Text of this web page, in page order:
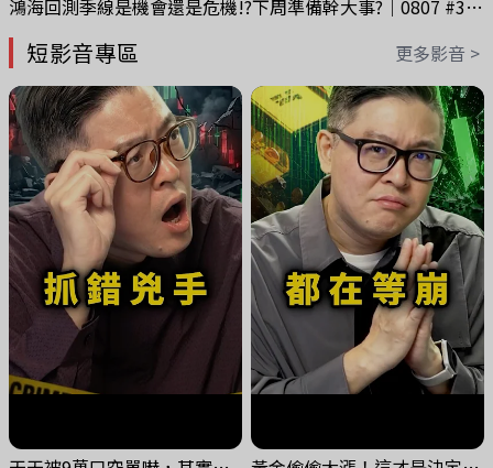
鴻海回測季線是機會還是危機!?下周準備幹大事?｜0807 #3661 #2317 #2317鴻海
短影音專區 更多影音 >